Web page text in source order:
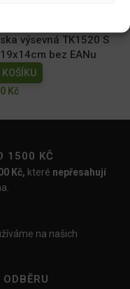
výsevná TK1520 S
19x14cm bez EANu
KOŠÍKU
Kč
1500 KČ
Kč, které nepřesahují
na našich